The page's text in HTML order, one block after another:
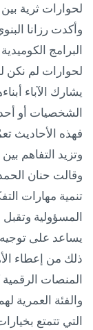
لحوارات ثرية بين
وأكدت رزانا
البرامج
لحوارات لم نكن
يشارك الآباء
الشخصيات أو
فهذه الأحاديث
وتزيد التفاهم
وقالت حنان
تنمية مهارات
المسؤولية
يساعد على توجيه
ذلك من إعطاء
المنصات
والفئة العمرية
التي تتمتع